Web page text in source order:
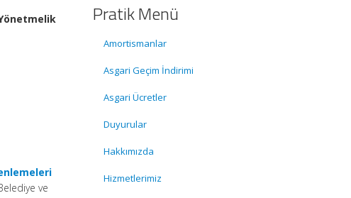
ve
Pratik Menü
Amortismanlar
Asgari Geçim İndirimi
Asgari Ücretler
Duyurular
Hakkımızda
Hizmetlerimiz